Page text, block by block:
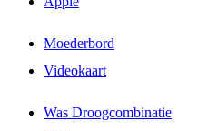
Moederbord
Videokaart
Was Droogcombinatie